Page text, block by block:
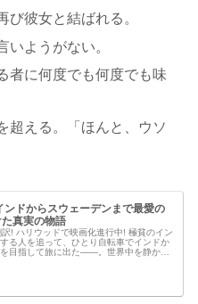
び彼女と結ばれる。
いようがない。
者に何度でも何度でも味
超える。「ほんと、ウソ
ンドからスウェーデンまで最愛の
真実の物語
! ハリウッドで映画化進行中! 極貧のイン
る人を追って、ひとり自転車でインドか
目指して旅に出た――。世界中を静かな